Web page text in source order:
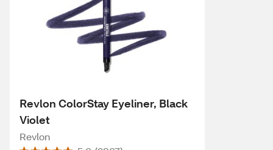
Revlon ColorStay Eyeliner, Black
Violet
Revlon